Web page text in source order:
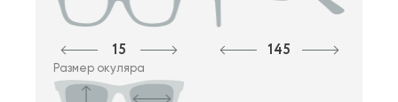
15 145
Размер окуляра